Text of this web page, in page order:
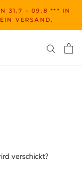
31.7 - 09.8 *** IN
VERSAND.
verschickt?